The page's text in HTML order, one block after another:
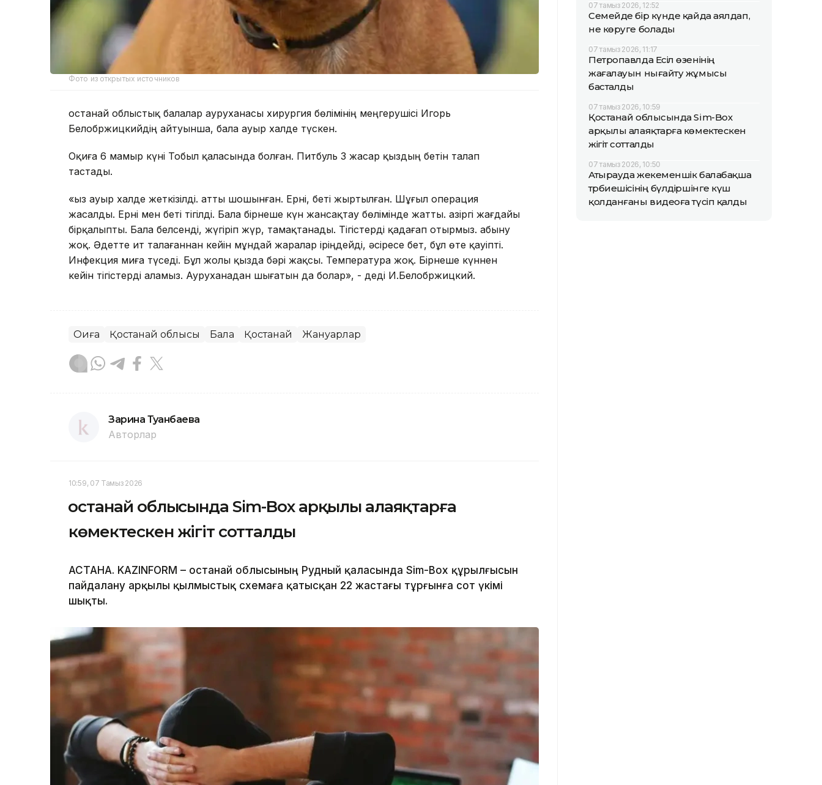
Фото из открытых источников
Қостанай облыстық балалар ауруханасы хирургия бөлімінің меңгерушісі Игорь
Белобржицкийдің айтуынша, бала ауыр халде түскен.
Оқиға 6 мамыр күні Тобыл қаласында болған. Питбуль 3 жасар қыздың бетін талап
тастады.
«Қыз ауыр халде жеткізілді. Қатты шошынған. Ерні, беті жыртылған. Шұғыл операция
жасалды. Ерні мен беті тігілді. Бала бірнеше күн жансақтау бөлімінде жатты. Қазіргі жағдайы
бірқалыпты. Бала белсенді, жүгіріп жүр, тамақтанады. Тігістерді қадағап отырмыз. Қабыну
жоқ. Әдетте ит талағаннан кейін мұндай жаралар іріңдейді, әсіресе бет, бұл өте қауіпті.
Инфекция миға түседі. Бұл жолы қызда бәрі жақсы. Температура жоқ. Бірнеше күннен
кейін тігістерді аламыз. Ауруханадан шығатын да болар», - деді И.Белобржицкий.
Оқиға Қостанай облысы Бала Қостанай Жануарлар
Зарина Туғанбаева
Авторлар
10:59, 07 Тамыз 2026
Қостанай облысында Sim-Box арқылы алаяқтарға
көмектескен жігіт сотталды
АСТАНА. KAZINFORM – Қостанай облысының Рудный қаласында Sim-Box құрылғысын
пайдалану арқылы қылмыстық схемаға қатысқан 22 жастағы тұрғынға сот үкімі
шықты.
07 тамыз 2026, 12:52
Семейде бір күнде қайда аялдап,
не көруге болады
07 тамыз 2026, 11:17
Петропавлда Есіл өзенінің
жағалауын нығайту жұмысы
басталды
07 тамыз 2026, 10:59
Қостанай облысында Sim-Box
арқылы алаяқтарға көмектескен
жігіт сотталды
07 тамыз 2026, 10:50
Атырауда жекеменшік балабақша
тәрбиешісінің бүлдіршінге күш
қолданғаны видеоға түсіп қалды